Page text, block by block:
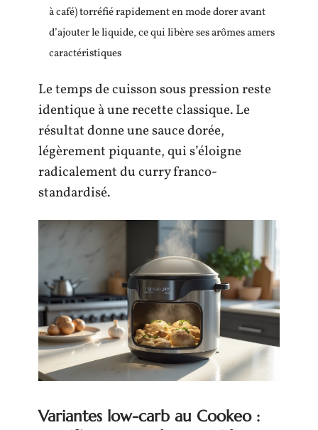
à café) torréfié rapidement en mode dorer avant
d’ajouter le liquide, ce qui libère ses arômes amers
caractéristiques
Le temps de cuisson sous pression reste
identique à une recette classique. Le
résultat donne une sauce dorée,
légèrement piquante, qui s’éloigne
radicalement du curry franco-
standardisé.
Variantes low-carb au Cookeo :